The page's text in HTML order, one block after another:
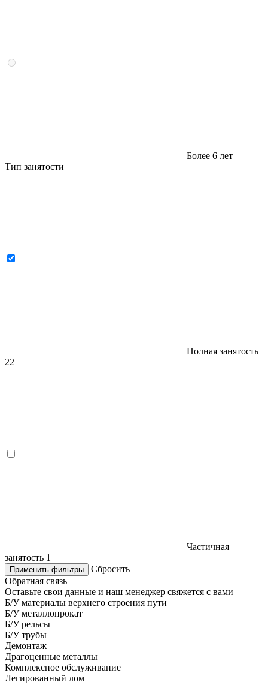
Более 6 лет
Тип занятости
Полная занятость
22
Частичная
занятость 1
Применить фильтры
Сбросить
Обратная связь
Оставьте свои данные и наш менеджер свяжется с вами
Б/У материалы верхнего строения пути
Б/У металлопрокат
Б/У рельсы
Б/У трубы
Демонтаж
Драгоценные металлы
Комплексное обслуживание
Легированный лом